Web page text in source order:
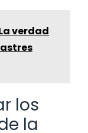
verdad
los
la